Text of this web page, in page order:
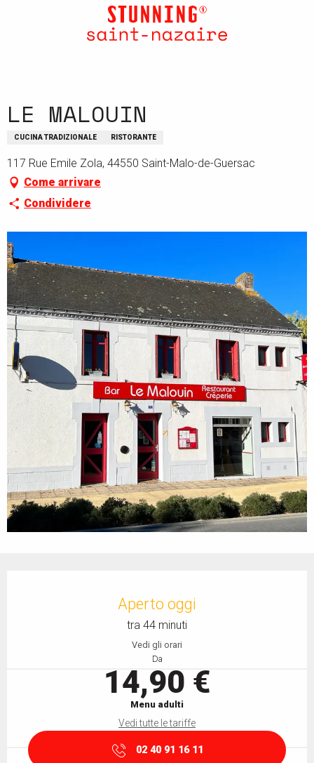
LE MALOUIN
CUCINA TRADIZIONALE RISTORANTE
117 Rue Emile Zola, 44550 Saint-Malo-de-Guersac
Come arrivare
Condividere
Aperto oggi
tra 44 minuti
Vedi gli orari
Da
14,90 €
Menu adulti
Vedi tutte le tariffe
02 40 91 16 11